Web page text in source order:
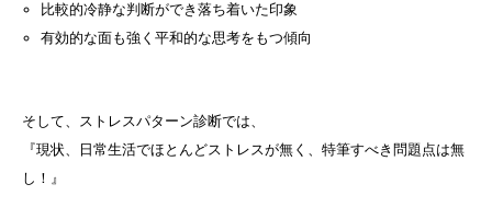
比較的冷静な判断ができ落ち着いた印象
有効的な面も強く平和的な思考をもつ傾向
そして、ストレスパターン診断では、
『現状、日常生活でほとんどストレスが無く、特筆すべき問題点は無
し！』